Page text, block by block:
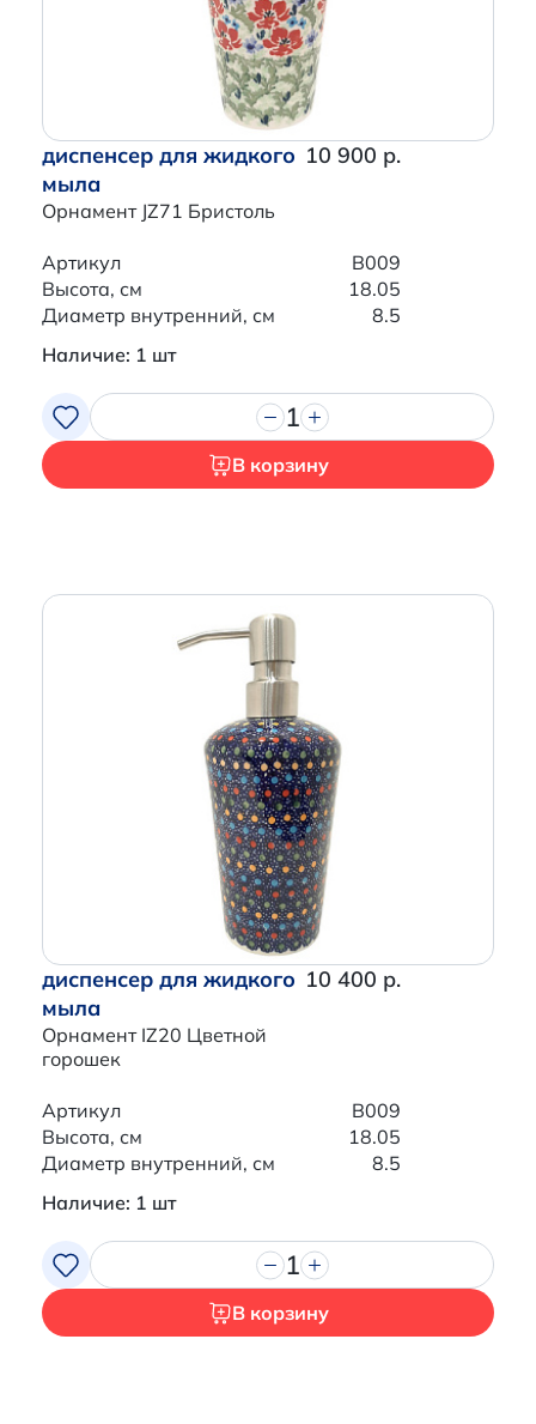
диспенсер для жидкого
мыла
Орнамент JZ71 Бристоль
10 900 р.
Артикул
B009
Высота, см
18.05
Диаметр внутренний, см
8.5
Наличие: 1 шт
1
В корзину
диспенсер для жидкого
мыла
Орнамент IZ20 Цветной
горошек
10 400 р.
Артикул
B009
Высота, см
18.05
Диаметр внутренний, см
8.5
Наличие: 1 шт
1
В корзину